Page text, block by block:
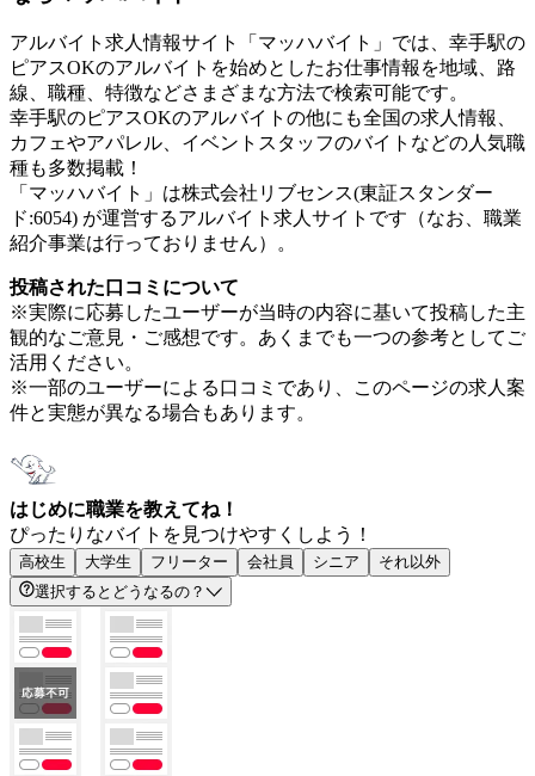
アルバイト求人情報サイト「マッハバイト」では、幸手駅の
ピアスOKのアルバイトを始めとしたお仕事情報を地域、路
線、職種、特徴などさまざまな方法で検索可能です。
幸手駅のピアスOKのアルバイトの他にも全国の求人情報、
カフェやアパレル、イベントスタッフのバイトなどの人気職
種も多数掲載！
「マッハバイト」は株式会社リブセンス(東証スタンダー
ド:6054) が運営するアルバイト求人サイトです（なお、職業
紹介事業は行っておりません）。
投稿された口コミについて
※実際に応募したユーザーが当時の内容に基いて投稿した主
観的なご意見・ご感想です。あくまでも一つの参考としてご
活用ください。
※一部のユーザーによる口コミであり、このページの求人案
件と実態が異なる場合もあります。
はじめに職業を教えてね！
ぴったりなバイトを見つけやすくしよう！
高校生 大学生 フリーター 会社員 シニア
それ以外
選択するとどうなるの？